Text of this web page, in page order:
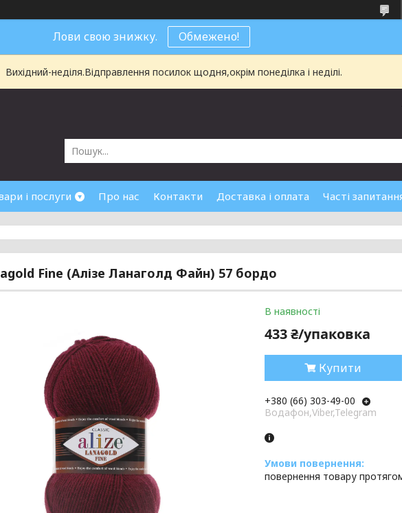
Лови свою знижку. Обмежено!
Вихідний-неділя.Відправлення посилок щодня,окрім понеділка і неділі.
і послуги Про нас Контакти Доставка і оплата Часті
Fine (Алізе Ланаголд Файн) 57 бордо
В наявності
433 ₴/упаковка
Купити
+380 (66) 303-49-00
Водафон,Viber,Telegram
повернення товару